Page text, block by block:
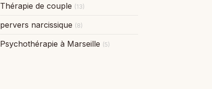
Thérapie de couple (13)
pervers narcissique (8)
Psychothérapie à Marseille (5)